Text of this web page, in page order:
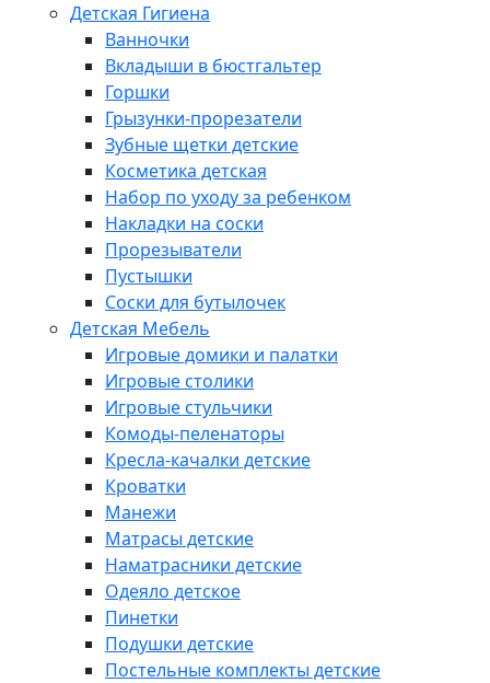
Детская Гигиена
Ванночки
Вкладыши в бюстгальтер
Горшки
Грызунки-прорезатели
Зубные щетки детские
Косметика детская
Набор по уходу за ребенком
Накладки на соски
Прорезыватели
Пустышки
Соски для бутылочек
Детская Мебель
Игровые домики и палатки
Игровые столики
Игровые стульчики
Комоды-пеленаторы
Кресла-качалки детские
Кроватки
Манежи
Матрасы детские
Наматрасники детские
Одеяло детское
Пинетки
Подушки детские
Постельные комплекты детские